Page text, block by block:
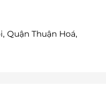
Quận Thuận Hoá,